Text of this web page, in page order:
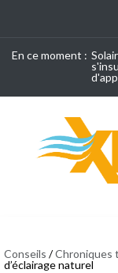
En ce moment :
Conseils /Chroniques
d’éclairage naturel